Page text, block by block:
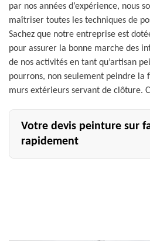
par nos années d’expérience, nous
maîtriser toutes les techniques de
Sachez que notre entreprise est
pour assurer la bonne marche des
de nos activités en tant qu’artisan
pourrons, non seulement peindre la
murs extérieurs servant de clôture.
Votre devis peinture sur
rapidement